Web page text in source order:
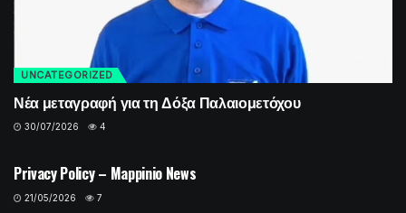
UNCATEGORIZED
Νέα μεταγραφή για τη Δόξα Παλαιομετόχου
30/07/2026 4
Privacy Policy – Mappinio News
21/05/2026 7